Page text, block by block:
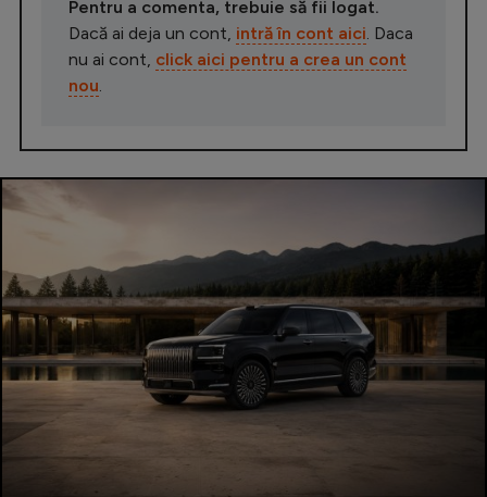
Pentru a comenta, trebuie să fii logat.
Dacă ai deja un cont, intră în cont aici. Daca
nu ai cont, click aici pentru a crea un cont
nou.